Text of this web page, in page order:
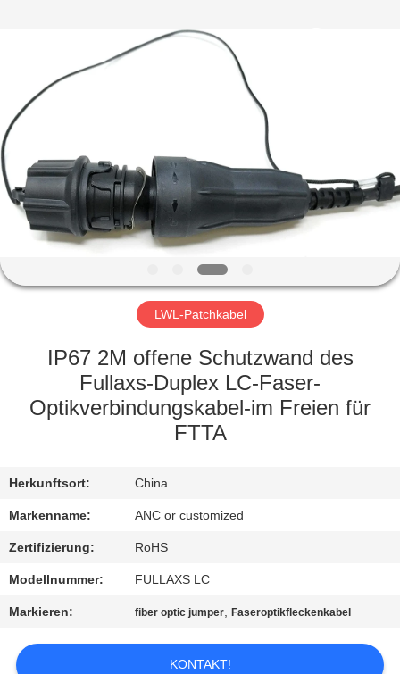
HAUS
PRODUKTE
ÜBER
UNS
FABRIK-
QUALITÄTSKONTROLLE
MIT
UNS
IN
VERBINDUNG
NACHRICHTEN
ECER
LWL-Patchkabel
IP67 2M offene Schutzwand des
Fullaxs-Duplex LC-Faser-
Optikverbindungskabel-im Freien für
FTTA
Herkunftsort: China
Markenname: ANC or customized
Zertifizierung: RoHS
Modellnummer: FULLAXS LC
Markieren: fiber optic jumper,Faseroptikfleckenkabel
KONTAKT!